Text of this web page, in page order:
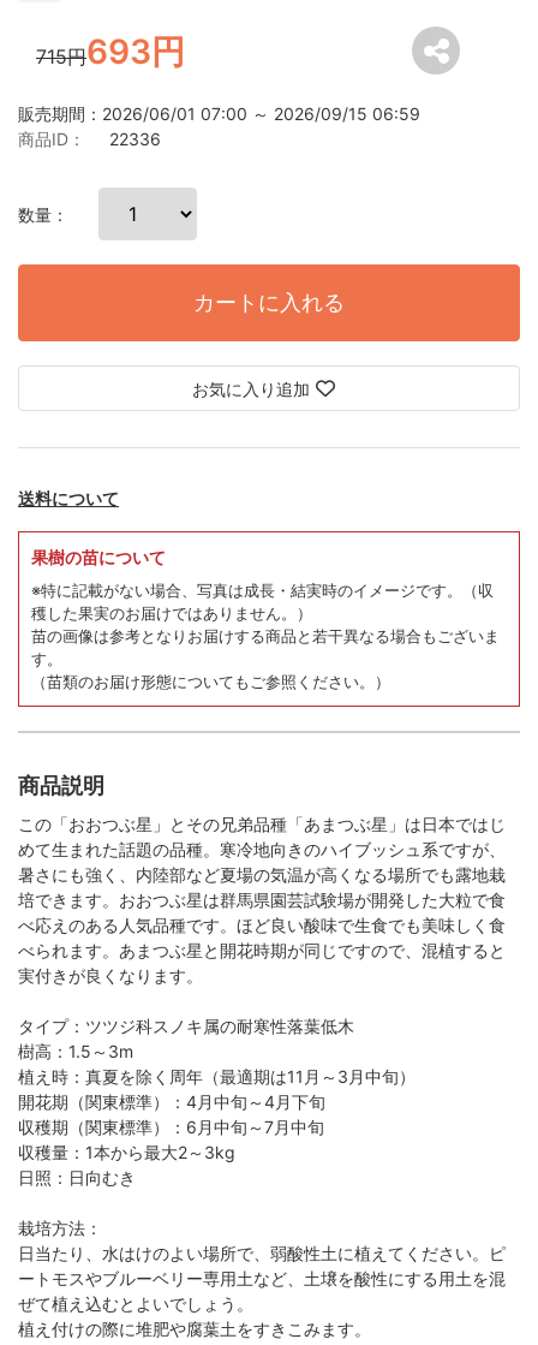
715円693円
販売期間：2026/06/01 07:00 ～ 2026/09/15 06:59
商品ID：
22336
数量：
カートに入れる
お気に入り追加
送料について
果樹の苗について
※特に記載がない場合、写真は成長・結実時のイメージです。
（収
穫した果実のお届けではありません。）
苗の画像は参考となりお届けする商品と若干異なる場合もございま
す。
（苗類のお届け形態についてもご参照ください。）
商品説明
この「おおつぶ星」とその兄弟品種「あまつぶ星」は日本ではじ
めて生まれた話題の品種。寒冷地向きのハイブッシュ系ですが、
暑さにも強く、内陸部など夏場の気温が高くなる場所でも露地栽
培できます。おおつぶ星は群馬県園芸試験場が開発した大粒で食
べ応えのある人気品種です。ほど良い酸味で生食でも美味しく食
べられます。あまつぶ星と開花時期が同じですので、混植すると
実付きが良くなります。
タイプ：ツツジ科スノキ属の耐寒性落葉低木
樹高：1.5～3m
植え時：真夏を除く周年（最適期は11月～3月中旬）
開花期（関東標準）：4月中旬～4月下旬
収穫期（関東標準）：6月中旬～7月中旬
収穫量：1本から最大2～3kg
日照：日向むき
栽培方法：
日当たり、水はけのよい場所で、弱酸性土に植えてください。ピ
ートモスやブルーベリー専用土など、土壌を酸性にする用土を混
ぜて植え込むとよいでしょう。
植え付けの際に堆肥や腐葉土をすきこみます。